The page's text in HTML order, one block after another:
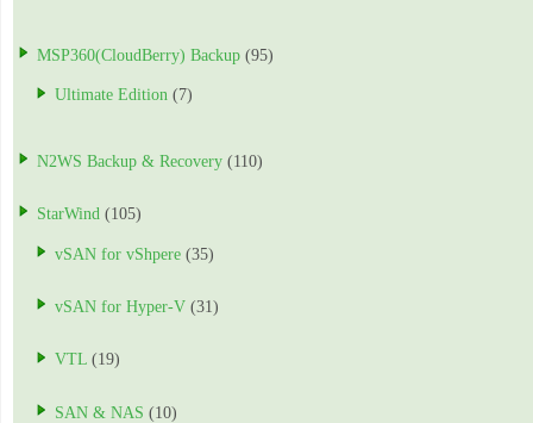
MSP360(CloudBerry) Backup (95)
Ultimate Edition (7)
N2WS Backup & Recovery (110)
StarWind (105)
vSAN for vShpere (35)
vSAN for Hyper-V (31)
VTL (19)
SAN & NAS (10)